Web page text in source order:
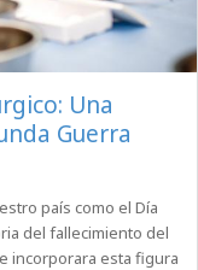
Una
Guerra
país como el Día
del fallecimiento del
incorporara esta figura